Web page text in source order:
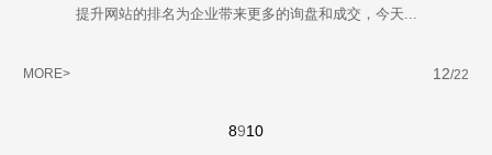
提升网站的排名为企业带来更多的询盘和成交，今天...
MORE> 12/22
8910